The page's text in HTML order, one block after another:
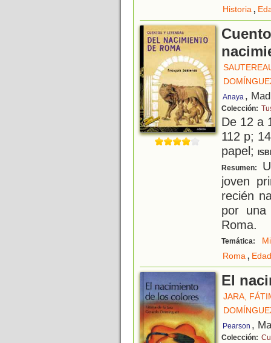
Historia,
Anaya ,
Colección:
De 12 a
112 p;
papel;
Resumen:
joven
recién
por
Roma.
Temática:
Roma,
El
JARA,
Pearson ,
Colección: